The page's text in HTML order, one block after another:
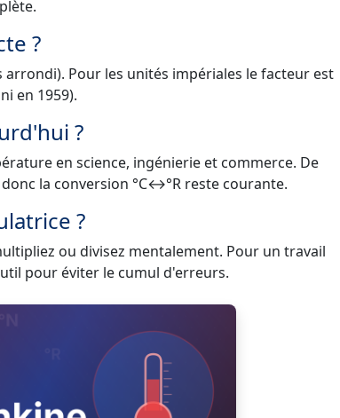
?
Pour les unités impériales le facteur est
en 1959).
?
en science, ingénierie et commerce. De
la conversion °C↔°R reste courante.
?
ou divisez mentalement. Pour un travail
pour éviter le cumul d'erreurs.